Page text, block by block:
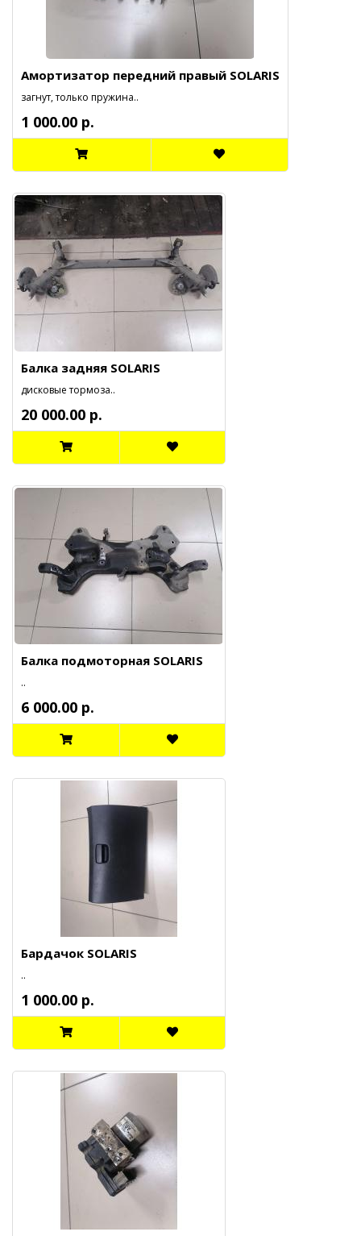
Амортизатор передний правый SOLARIS
загнут, только пружина..
1 000.00 р.
Балка задняя SOLARIS
дисковые тормоза..
20 000.00 р.
Балка подмоторная SOLARIS
..
6 000.00 р.
Бардачок SOLARIS
..
1 000.00 р.